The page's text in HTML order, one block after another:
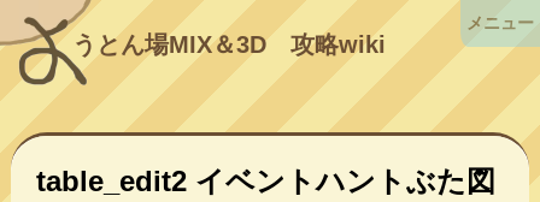
うとん場MIX＆3D攻略wiki
table_edit2 イベントハントぶた図
メニュー